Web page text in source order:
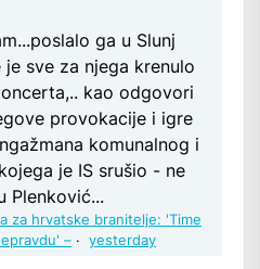
ga u Slunj
sve za njega krenulo
kao odgovori
provokacije i igre
komunalnog i
je IS srušio - ne
Plenković...
za hrvatske branitelje: 'Time
– · yesterday